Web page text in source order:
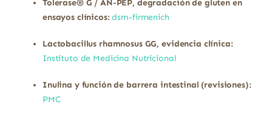
Tolerase® G / AN-PEP, degradación de gluten en
ensayos clínicos: dsm-firmenich
Lactobacillus rhamnosus GG, evidencia clínica:
Instituto de Medicina Nutricional
Inulina y función de barrera intestinal (revisiones):
PMC